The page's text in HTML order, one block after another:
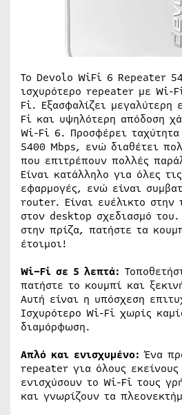
Το Devolo WiFi 6 Repeater
ισχυρότερο repeater με Wi-
Fi. Εξασφαλίζει μεγαλύτερη
Fi και υψηλότερη απόδοση
Wi-Fi 6. Προσφέρει
5400 Mbps, ενώ διαθέτει
που επιτρέπουν πολλές
Είναι κατάλληλο για όλες
εφαρμογές, ενώ είναι
router. Είναι ευέλικτο στην
στον desktop σχεδιασμό
στην πρίζα, πατήστε τα
έτοιμοι!
Wi–Fi σε 5 λεπτά:
πατήστε το κουμπί και
Αυτή είναι η υπόσχεση
Ισχυρότερο Wi-Fi χωρίς
διαμόρφωση.
Απλό και ενισχυμένο:Ένα
repeater για όλους
ενισχύσουν το Wi-Fi τους
και γνωρίζουν τα